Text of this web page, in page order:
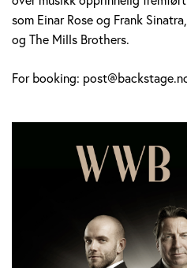
som Einar Rose og Frank
og The Mills Brothers.
For booking: